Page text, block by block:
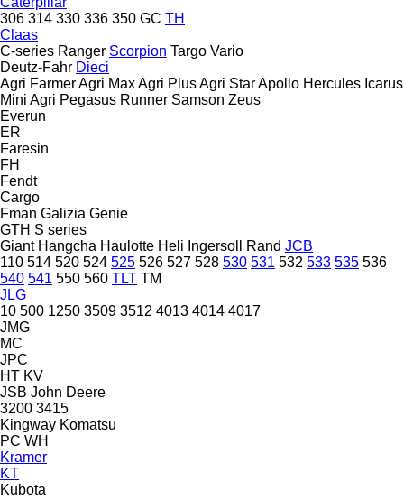
306 314 330 336 350 GC TH
Claas
C-series Ranger Scorpion Targo Vario
Deutz-Fahr Dieci
Agri FarmerAgri MaxAgri PlusAgri StarApollo Hercules Icarus
Mini Agri Pegasus Runner Samson Zeus
Everun
ER
Faresin
FH
Fendt
Cargo
Fman Galizia Genie
GTH S series
Giant Hangcha Haulotte Heli Ingersoll Rand JCB
110 514 520 524 525 526 527 528 530 531 532 533 535 536
540 541 550 560 TLT TM
JLG
10 500 1250 3509 3512 4013 4014 4017
JMG
MC
JPC
HT KV
JSB John Deere
3200 3415
Kingway Komatsu
PC WH
Kramer
KT
Kubota